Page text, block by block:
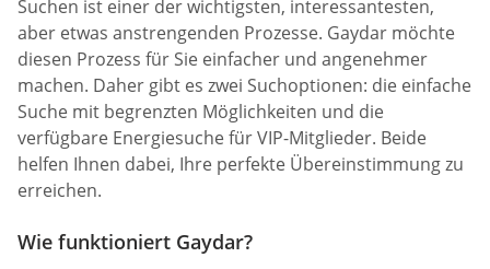
Suchen ist einer der wichtigsten, interessantesten,
aber etwas anstrengenden Prozesse. Gaydar möchte
diesen Prozess für Sie einfacher und angenehmer
machen. Daher gibt es zwei Suchoptionen: die einfache
Suche mit begrenzten Möglichkeiten und die
verfügbare Energiesuche für VIP-Mitglieder. Beide
helfen Ihnen dabei, Ihre perfekte Übereinstimmung zu
erreichen.
Wie funktioniert Gaydar?